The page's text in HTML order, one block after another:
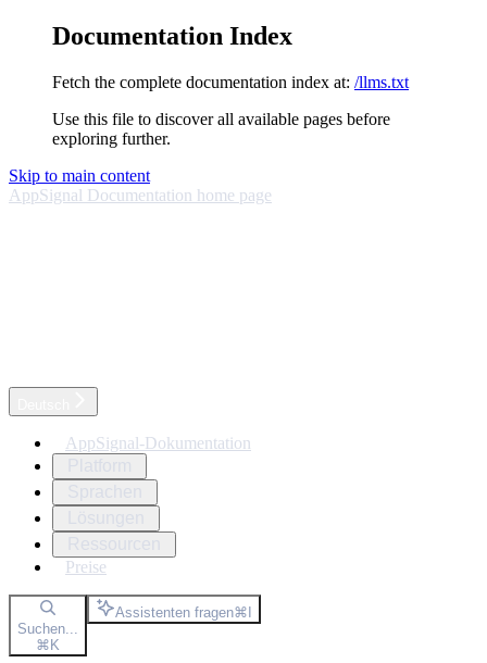
Documentation Index
Fetch the complete documentation index at: /llms.txt
Use this file to discover all available pages before
exploring further.
Skip to main content
AppSignal Documentation home page
AppSignal-Dokumentation
Preise
Suchen...
⌘K
Assistenten fragen⌘I